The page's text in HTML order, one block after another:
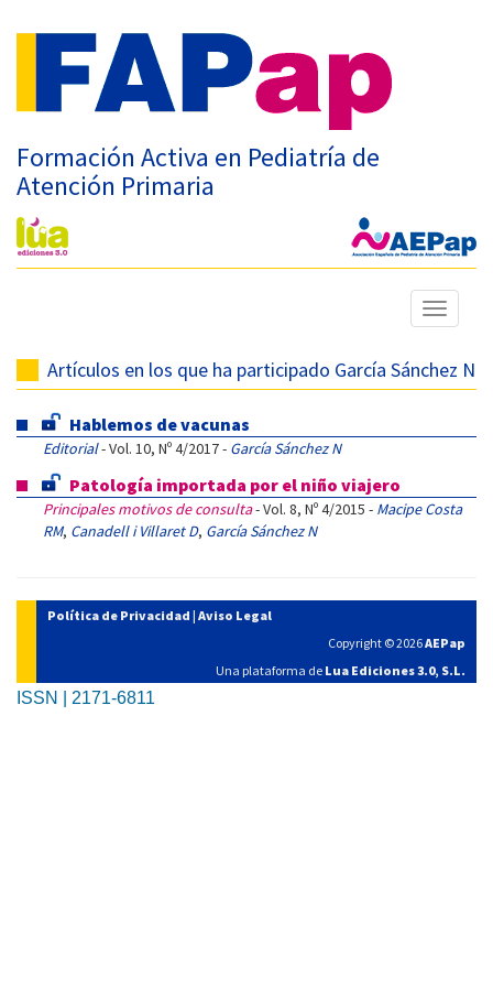
Formación Activa en Pediatría de
Atención Primaria
Mostrar
menú
Artículos en los que ha participado García Sánchez N
Hablemos de vacunas
Editorial- Vol. 10, Nº 4/2017 - García Sánchez N
Patología importada por el niño viajero
Principales motivos de consulta- Vol. 8, Nº 4/2015 - Macipe Costa
RM, Canadell i Villaret D, García Sánchez N
Política de Privacidad | Aviso Legal
Copyright © 2026AEPap
Una plataforma de Lua Ediciones 3.0, S.L.
ISSN | 2171-6811